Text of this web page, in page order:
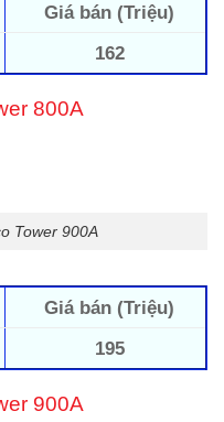
Giá bán (Triệu)
162
800A
Tower 900A
Giá bán (Triệu)
195
900A